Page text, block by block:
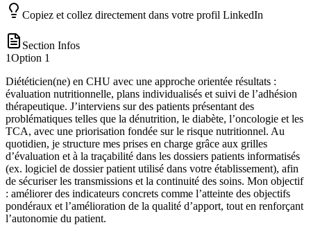
Copiez et collez directement dans votre profil LinkedIn
Section Infos
1Option 1
Diététicien(ne) en CHU avec une approche orientée résultats :
évaluation nutritionnelle, plans individualisés et suivi de l’adhésion
thérapeutique. J’interviens sur des patients présentant des
problématiques telles que la dénutrition, le diabète, l’oncologie et les
TCA, avec une priorisation fondée sur le risque nutritionnel. Au
quotidien, je structure mes prises en charge grâce aux grilles
d’évaluation et à la traçabilité dans les dossiers patients informatisés
(ex. logiciel de dossier patient utilisé dans votre établissement), afin
de sécuriser les transmissions et la continuité des soins. Mon objectif
: améliorer des indicateurs concrets comme l’atteinte des objectifs
pondéraux et l’amélioration de la qualité d’apport, tout en renforçant
l’autonomie du patient.